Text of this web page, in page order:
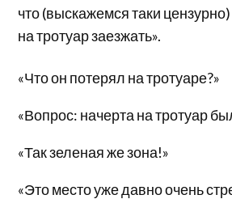
что (выскажемся таки
на тротуар заезжать».
«Что он потерял на тротуаре?»
«Вопрос: начерта на тротуар
«Так зеленая же зона!»
«Это место уже давно очень